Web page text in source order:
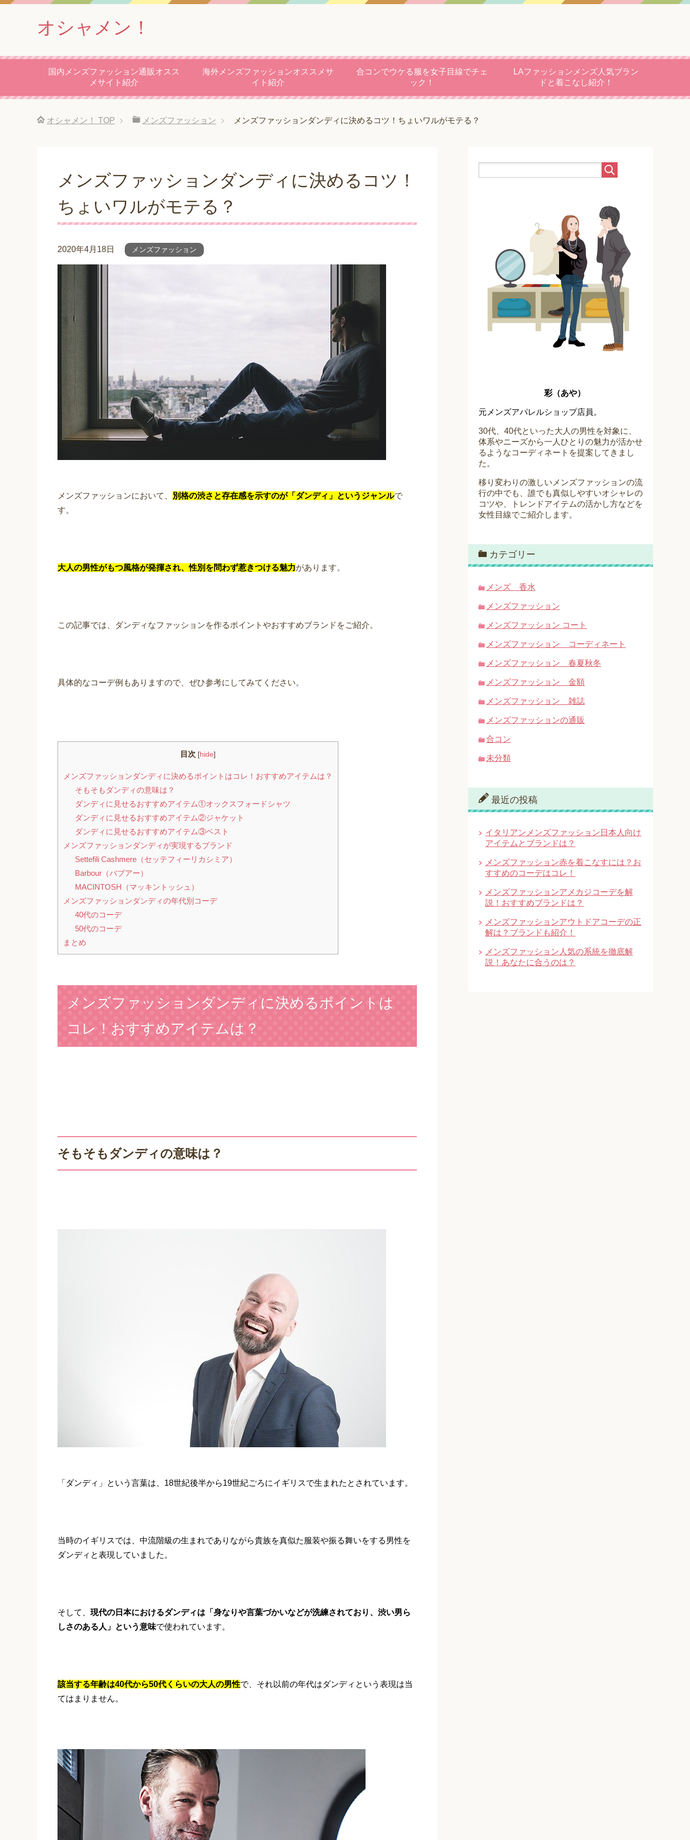
オシャメン！
国内メンズファッション通販オスス
メサイト紹介
海外メンズファッションオススメサ
イト紹介
合コンでウケる服を女子目線でチェ
ック！
LAファッションメンズ人気ブラン
ドと着こなし紹介！
オシャメン！ TOP メンズファッション メンズファッションダンディに決めるコツ！ちょいワルがモテる？
メンズファッションダンディに決めるコツ！
ちょいワルがモテる？
2020年4月18日 メンズファッション
メンズファッションにおいて、 別格の渋さと存在感を示すのが「ダンディ」というジャンルで
す。
大人の男性がもつ風格が発揮され、性別を問わず惹きつける魅力があります。
この記事では、ダンディなファッションを作るポイントやおすすめブランドをご紹介。
具体的なコーデ例もありますので、ぜひ参考にしてみてください。
目次 [hide]
メンズファッションダンディに決めるポイントはコレ！おすすめアイテムは？
そもそもダンディの意味は？
ダンディに見せるおすすめアイテム①オックスフォードシャツ
ダンディに見せるおすすめアイテム②ジャケット
ダンディに見せるおすすめアイテム③ベスト
メンズファッションダンディが実現するブランド
Settefili Cashmere（セッテフィーリカシミア）
Barbour（バブアー）
MACINTOSH（マッキントッシュ）
メンズファッションダンディの年代別コーデ
40代のコーデ
50代のコーデ
まとめ
メンズファッションダンディに決めるポイントは
コレ！おすすめアイテムは？
そもそもダンディの意味は？
「ダンディ」という言葉は、18世紀後半から19世紀ごろにイギリスで生まれたとされています。
当時のイギリスでは、中流階級の生まれでありながら貴族を真似た服装や振る舞いをする男性を
ダンディと表現していました。
そして、 現代の日本におけるダンディは「身なりや言葉づかいなどが洗練されており、渋い男ら
しさのある人」という意味で使われています。
該当する年齢は40代から50代くらいの大人の男性で、それ以前の年代はダンディという表現は当
てはまりません。
彩（あや）
元メンズアパレルショップ店員。
30代、40代といった大人の男性を対象に、
体系やニーズから一人ひとりの魅力が活かせ
るようなコーディネートを提案してきまし
た。
移り変わりの激しいメンズファッションの流
行の中でも、誰でも真似しやすいオシャレの
コツや、トレンドアイテムの活かし方などを
女性目線でご紹介します。
カテゴリー
メンズ 香水
メンズファッション
メンズファッション コート
メンズファッション コーディネート
メンズファッション 春夏秋冬
メンズファッション 金額
メンズファッション 雑誌
メンズファッションの通販
合コン
未分類
最近の投稿
イタリアンメンズファッション日本人向け
アイテムとブランドは？
メンズファッション赤を着こなすには？お
すすめのコーデはコレ！
メンズファッションアメカジコーデを解
説！おすすめブランドは？
メンズファッションアウトドアコーデの正
解は？ブランドも紹介！
メンズファッション人気の系統を徹底解
説！あなたに合うのは？